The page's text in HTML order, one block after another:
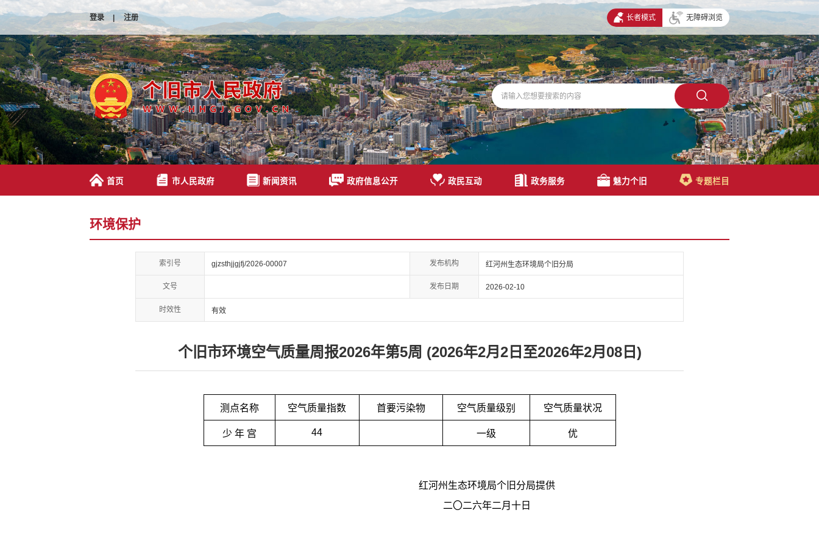
登录 | 注册 长者模式 无障碍浏览
首页 市人民政府 新闻资讯 政府信息公开 政民互动 政务服务 魅力个旧 专题栏目
环境保护
索引号 gjzsthjjgjfj/2026-00007 发布机构 红河州生态环境局个旧分局
文号 发布日期 2026-02-10
时效性 有效
个旧市环境空气质量周报2026年第5周 (2026年2月2日至2026年2月08日)
测点名称 空气质量指数 首要污染物 空气质量级别 空气质量状况
少 年 宫 44 一级 优
红河州生态环境局个旧分局提供
二〇二六年二月十日